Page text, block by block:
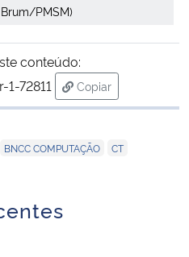
PMSM)
conteúdo:
72811
Copiar
para área de
BNCC COMPUTAÇÃO CT